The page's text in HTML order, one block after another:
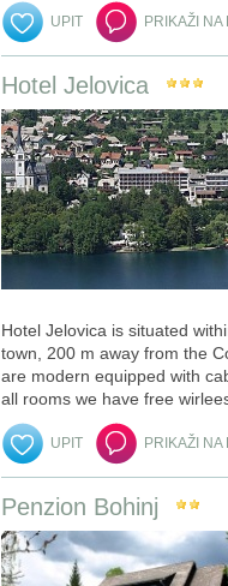
UPIT PRIKAŽI NA
Hotel Jelovica
Hotel Jelovica is situated
town, 200 m away from the
are modern equipped with
all rooms we have free
UPIT PRIKAŽI NA
Penzion Bohinj